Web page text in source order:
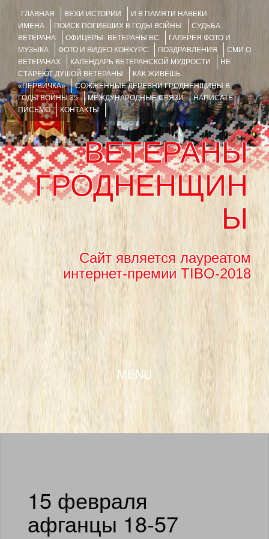
ГЛАВНАЯ ВЕХИ ИСТОРИИ
И В ПАМЯТИ НАВЕКИ
ИМЕНА
ПОИСК ПОГИБШИХ В ГОДЫ ВОЙНЫ
СУДЬБА
ВЕТЕРАНА
ОФИЦЕРЫ- ВЕТЕРАНЫ ВС
ГАЛЕРЕЯ ФОТО И
МУЗЫКА
ФОТО И ВИДЕО КОНКУРС ПОЗДРАВЛЕНИЯ
СМИ О
ВЕТЕРАНАХ
КАЛЕНДАРЬ ВЕТЕРАНСКОЙ МУДРОСТИ
НЕ
СТАРЕЮТ ДУШОЙ ВЕТЕРАНЫ
КАК ЖИВЁШЬ
«ПЕРВИЧКА»
СОЖЖЁННЫЕ ДЕРЕВНИ ГРОДНЕНЩИНЫ В
ГОДЫ ВОЙНЫ 35
МЕЖДУНАРОДНЫЕ СВЯЗИ
НАПИСАТЬ
ПИСЬМО
КОНТАКТЫ
ВЕТЕРАНЫ
ГРОДНЕНЩИН
Ы
Сайт является лауреатом
интернет-премии TIBO-2018
MENU
SKIP TO CONTENT
15 февраля
афганцы 18-57